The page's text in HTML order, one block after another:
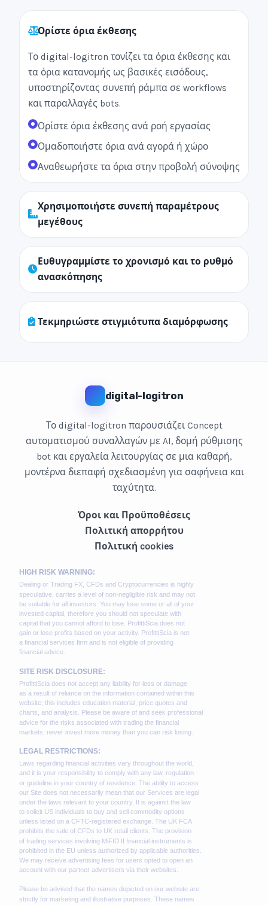
Ορίστε όρια έκθεσης
Το digital-logitron τονίζει τα όρια έκθεσης και
τα όρια κατανομής ως βασικές εισόδους,
υποστηρίζοντας συνεπή ράμπα σε workflows
και παραλλαγές bots.
Ορίστε όρια έκθεσης ανά ροή εργασίας
Ομαδοποιήστε όρια ανά αγορά ή χώρο
Αναθεωρήστε τα όρια στην προβολή σύνοψης
Χρησιμοποιήστε συνεπή παραμέτρους
μεγέθους
Ευθυγραμμίστε το χρονισμό και το ρυθμό
ανασκόπησης
Τεκμηριώστε στιγμιότυπα διαμόρφωσης
digital-logitron
Το digital-logitron παρουσιάζει Concept
αυτοματισμού συναλλαγών με AI, δομή ρύθμισης
bot και εργαλεία λειτουργίας σε μια καθαρή,
μοντέρνα διεπαφή σχεδιασμένη για σαφήνεια και
ταχύτητα.
Όροι και Προϋποθέσεις
Πολιτική απορρήτου
Πολιτική cookies